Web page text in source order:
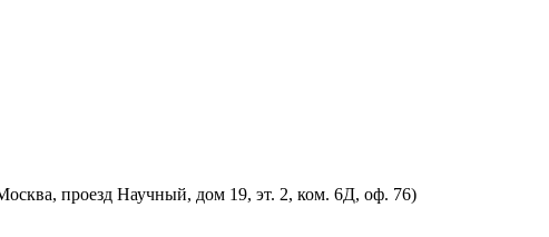
проезд Научный, дом 19, эт. 2, ком. 6Д, оф. 76)